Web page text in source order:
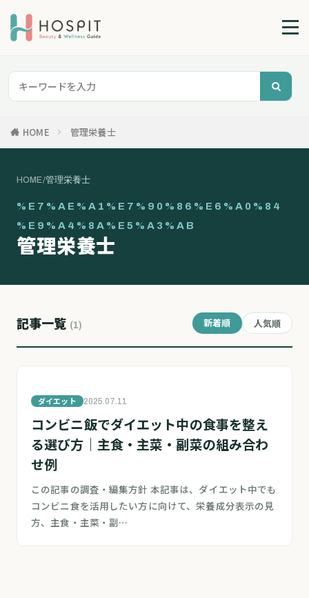
HOME 管理栄養士
HOME/管理栄養士
%E7%AE%A1%E7%90%86%E6%A0%84
%E9%A4%8A%E5%A3%AB
管理栄養士
記事一覧 (1) 新着順 人気順
ダイエット 2025.07.11
コンビニ飯でダイエット中の食事を整え
る選び方｜主食・主菜・副菜の組み合わ
せ例
この記事の調査・編集方針 本記事は、ダイエット中でも
コンビニ食を活用したい方に向けて、栄養成分表示の見
方、主食・主菜・副…